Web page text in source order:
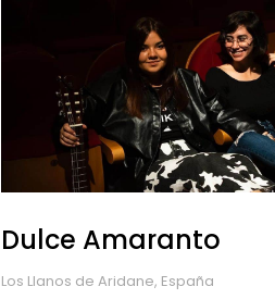
Dulce Amaranto
Los Llanos de Aridane, España